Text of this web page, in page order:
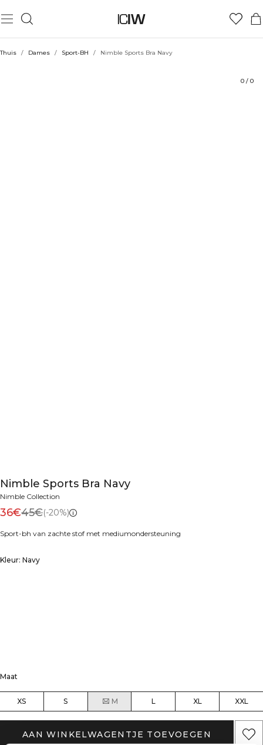
Thuis / Dames / Sport-BH / Nimble Sports Bra Navy
0 / 0
Nimble Sports Bra Navy
Nimble Collection
36€45€(-20%)
Sport-bh van zachte stof met mediumondersteuning
Kleur: Navy
Maat
XS S M L XL XXL
AAN WINKELWAGENTJE TOEVOEGEN